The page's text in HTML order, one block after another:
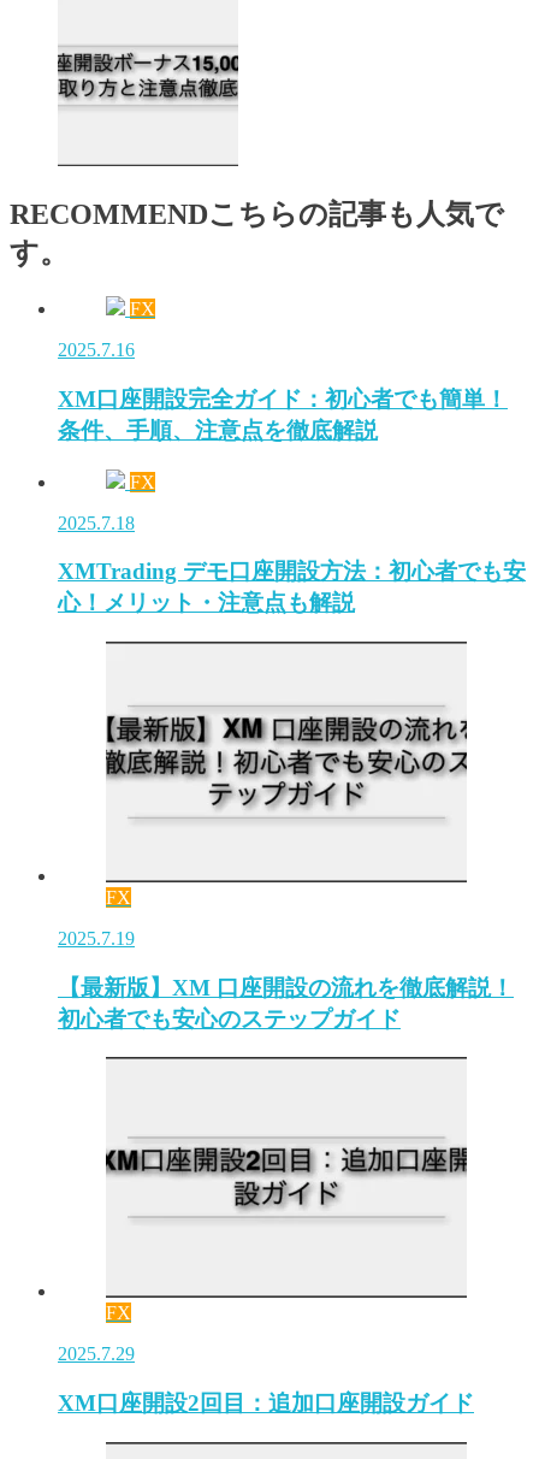
RECOMMENDこちらの記事も人気で
す。
FX
2025.7.16
XM口座開設完全ガイド：初心者でも簡単！
条件、手順、注意点を徹底解説
FX
2025.7.18
XMTrading デモ口座開設方法：初心者でも安
心！メリット・注意点も解説
FX
2025.7.19
【最新版】XM 口座開設の流れを徹底解説！
初心者でも安心のステップガイド
FX
2025.7.29
XM口座開設2回目：追加口座開設ガイド